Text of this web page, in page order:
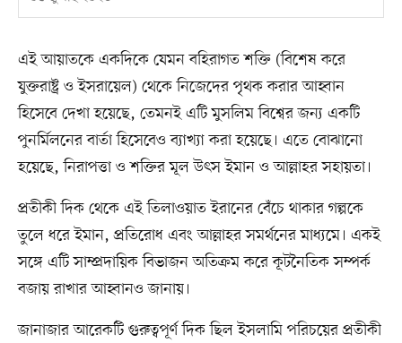
এই আয়াতকে একদিকে যেমন বহিরাগত শক্তি (বিশেষ করে
যুক্তরাষ্ট্র ও ইসরায়েল) থেকে নিজেদের পৃথক করার আহ্বান
হিসেবে দেখা হয়েছে, তেমনই এটি মুসলিম বিশ্বের জন্য একটি
পুনর্মিলনের বার্তা হিসেবেও ব্যাখ্যা করা হয়েছে। এতে বোঝানো
হয়েছে, নিরাপত্তা ও শক্তির মূল উৎস ইমান ও আল্লাহর সহায়তা।
প্রতীকী দিক থেকে এই তিলাওয়াত ইরানের বেঁচে থাকার গল্পকে
তুলে ধরে ইমান, প্রতিরোধ এবং আল্লাহর সমর্থনের মাধ্যমে। একই
সঙ্গে এটি সাম্প্রদায়িক বিভাজন অতিক্রম করে কূটনৈতিক সম্পর্ক
বজায় রাখার আহ্বানও জানায়।
জানাজার আরেকটি গুরুত্বপূর্ণ দিক ছিল ইসলামি পরিচয়ের প্রতীকী